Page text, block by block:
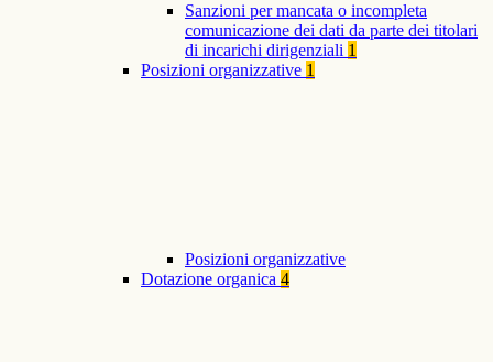
Sanzioni per mancata o incompleta
comunicazione dei dati da parte dei titolari
di incarichi dirigenziali 1
Posizioni organizzative 1
Posizioni organizzative
Dotazione organica 4